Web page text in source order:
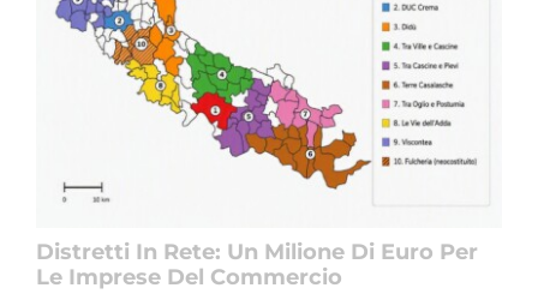
Distretti In Rete: Un Milione Di Euro Per
Le Imprese Del Commercio